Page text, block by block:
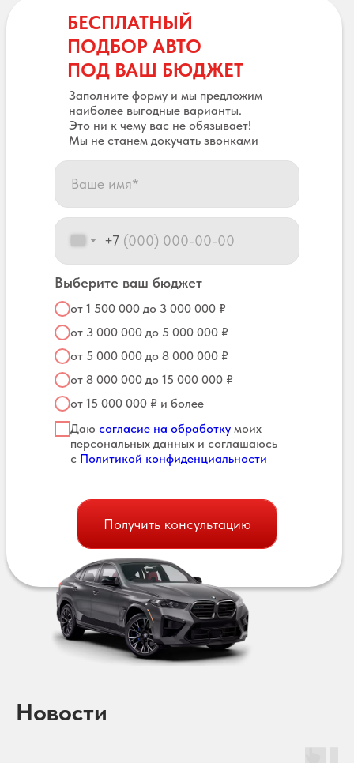
БЕСПЛАТНЫЙ
ПОДБОР АВТО
ПОД ВАШ БЮДЖЕТ
Заполните форму и мы предложим
наиболее выгодные варианты.
Это ни к чему вас не обязывает!
Мы не станем докучать звонками
+7
Выберите ваш бюджет
от 1 500 000 до 3 000 000 ₽
от 3 000 000 до 5 000 000 ₽
от 5 000 000 до 8 000 000 ₽
от 8 000 000 до 15 000 000 ₽
от 15 000 000 ₽ и более
Даю согласие на обработку моих
персональных данных и соглашаюсь
с Политикой конфиденциальности
Получить консультацию
Новости